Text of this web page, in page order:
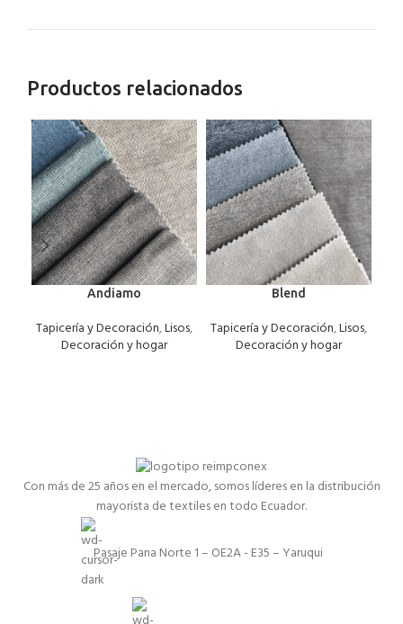
Productos relacionados
Andiamo
Tapicería y Decoración,Lisos,
Decoración y hogar
Blend
Tapicería y Decoración,Lisos,
Decoración y hogar
Con más de 25 años en el mercado, somos líderes en la distribución
mayorista de textiles en todo Ecuador.
Pasaje Pana Norte 1 – OE2A - E35 – Yaruqui